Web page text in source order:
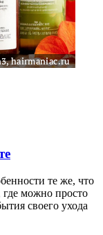
те же, что
можно просто
своего ухода